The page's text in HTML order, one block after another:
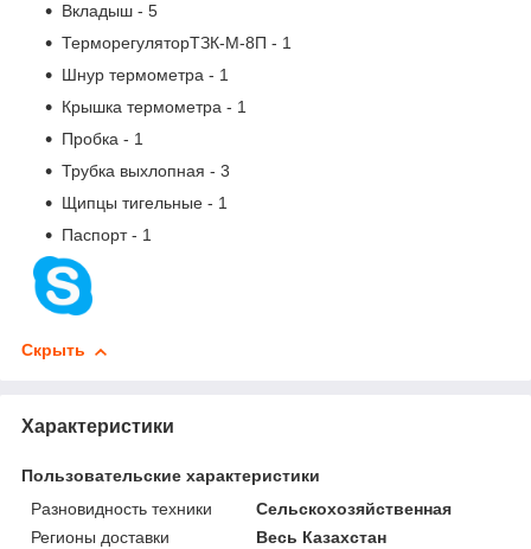
Вкладыш - 5
ТерморегуляторТЗК-М-8П - 1
Шнур термометра - 1
Крышка термометра - 1
Пробка - 1
Трубка выхлопная - 3
Щипцы тигельные - 1
Паспорт - 1
Скрыть
Характеристики
Пользовательские характеристики
Разновидность техники
Сельскохозяйственная
Регионы доставки
Весь Казахстан